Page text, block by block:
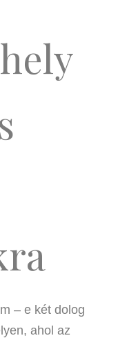
– e két dolog
ahol az